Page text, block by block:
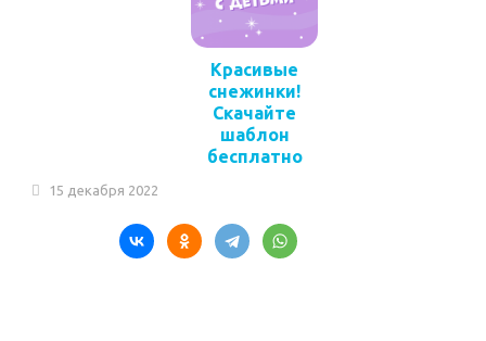
Красивые
снежинки!
Скачайте
шаблон
бесплатно
15 декабря 2022